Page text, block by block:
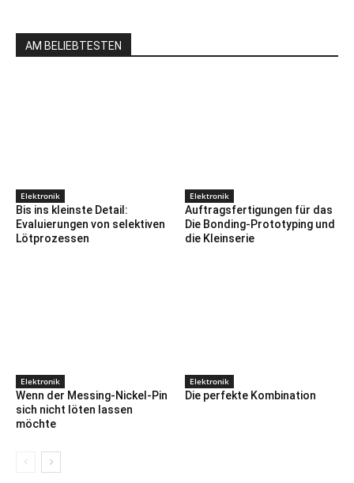
AM BELIEBTESTEN
Elektronik
Bis ins kleinste Detail:
Evaluierungen von selektiven
Lötprozessen
Elektronik
Auftragsfertigungen für das
Die Bonding-Prototyping und
die Kleinserie
Elektronik
Wenn der Messing-Nickel-Pin
sich nicht löten lassen
möchte
Elektronik
Die perfekte Kombination